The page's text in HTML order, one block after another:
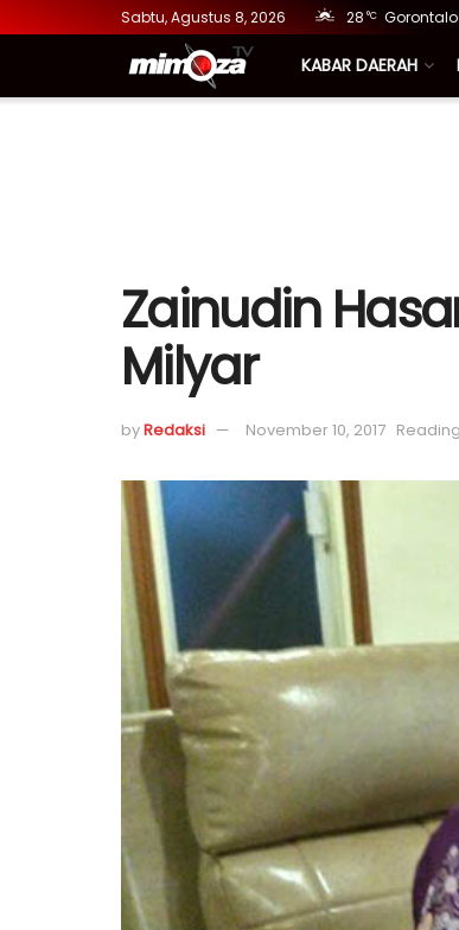
Sabtu, Agustus 8, 2026 28 °C Gorontalo
KABAR DAERAH
Zainudin
Milyar
byRedaksi November 10, 2017